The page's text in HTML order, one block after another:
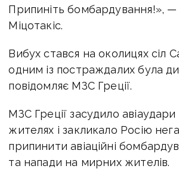
Припиніть бомбардування!», —
Міцотакіс.
Вибух стався на околицях сіл
одним із постраждалих була
повідомляє МЗС Греції.
МЗС Греції засудило
жителях і закликало Росію
припинити авіаційні
та напади на мирних жителів.